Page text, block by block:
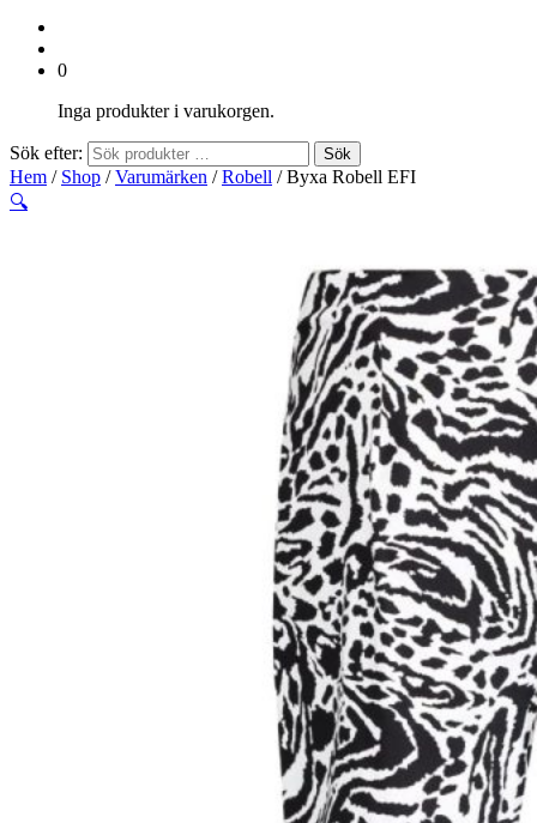
0
Inga produkter i varukorgen.
Sök efter: Sök
Hem / Shop /Varumärken /Robell / Byxa Robell EFI
🔍